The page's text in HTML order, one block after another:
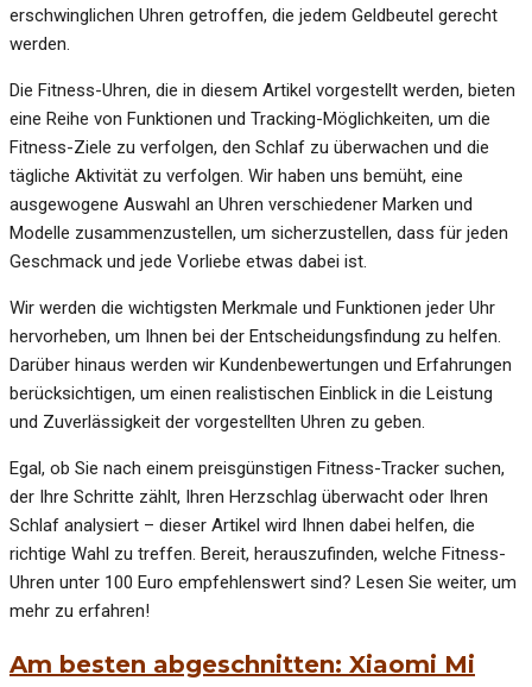
erschwinglichen Uhren getroffen, die jedem Geldbeutel gerecht
werden.
Die Fitness-Uhren, die in diesem Artikel vorgestellt werden, bieten
eine Reihe von Funktionen und Tracking-Möglichkeiten, um die
Fitness-Ziele zu verfolgen, den Schlaf zu überwachen und die
tägliche Aktivität zu verfolgen. Wir haben uns bemüht, eine
ausgewogene Auswahl an Uhren verschiedener Marken und
Modelle zusammenzustellen, um sicherzustellen, dass für jeden
Geschmack und jede Vorliebe etwas dabei ist.
Wir werden die wichtigsten Merkmale und Funktionen jeder Uhr
hervorheben, um Ihnen bei der Entscheidungsfindung zu helfen.
Darüber hinaus werden wir Kundenbewertungen und Erfahrungen
berücksichtigen, um einen realistischen Einblick in die Leistung
und Zuverlässigkeit der vorgestellten Uhren zu geben.
Egal, ob Sie nach einem preisgünstigen Fitness-Tracker suchen,
der Ihre Schritte zählt, Ihren Herzschlag überwacht oder Ihren
Schlaf analysiert – dieser Artikel wird Ihnen dabei helfen, die
richtige Wahl zu treffen. Bereit, herauszufinden, welche Fitness-
Uhren unter 100 Euro empfehlenswert sind? Lesen Sie weiter, um
mehr zu erfahren!
Am besten abgeschnitten: Xiaomi Mi